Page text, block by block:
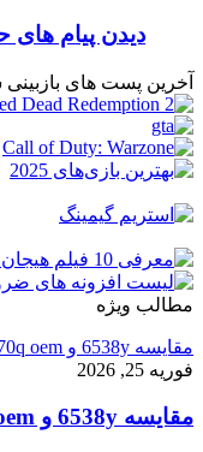
دیدن پیام
آخرین پست های
مطالب ویژه
مقایسه 6538y و intel xeon platinum 8470q oem
فوریه 25, 2026
مقایسه 6538y و intel xeon platinum 8470q oem